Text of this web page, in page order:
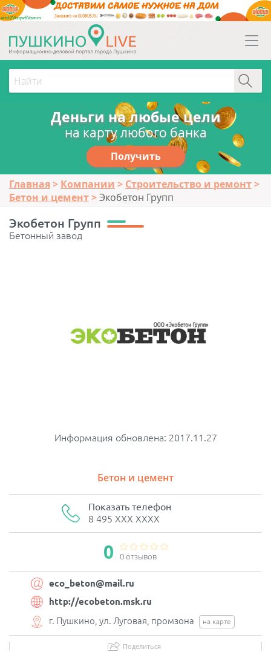
erid:2Vtzqw6Vsmm
Деньги на любые цели
на карту любого банка
Получить
Главная Компании
Строительство и ремонт
Бетон и цемент
Экобетон Групп
Экобетон Групп
Бетонный завод
Информация обновлена: 2017.11.27
Бетон и цемент
Показать телефон
8 495 XXX XXXX
0 0 отзывов
eco_beton@mail.ru
http://ecobeton.msk.ru
г. Пушкино, ул. Луговая, промзона
на карте
Поделиться